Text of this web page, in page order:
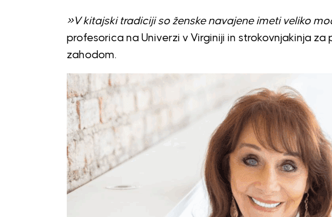
»V kitajski tradiciji so ženske navajene imeti veliko
profesorica na Univerzi v Virginiji in strokovnjakinja
zahodom.